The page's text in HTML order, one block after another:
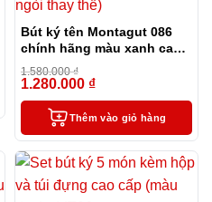
Bút ký tên Montagut 086
chính hãng màu xanh cao
cấp (tặng kèm 1 lọ mực và
2 ngòi thay thế)
1.580.000₫
1.280.000 ₫
Thêm vào giỏ hàng